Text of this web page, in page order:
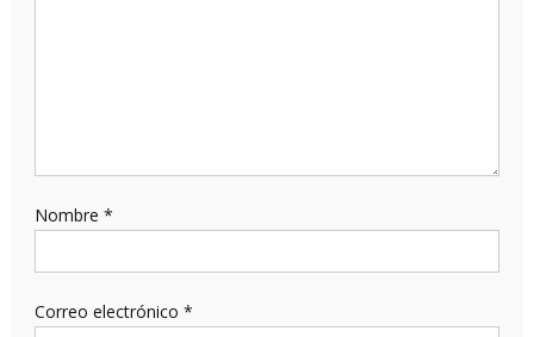
Nombre *
Correo electrónico *